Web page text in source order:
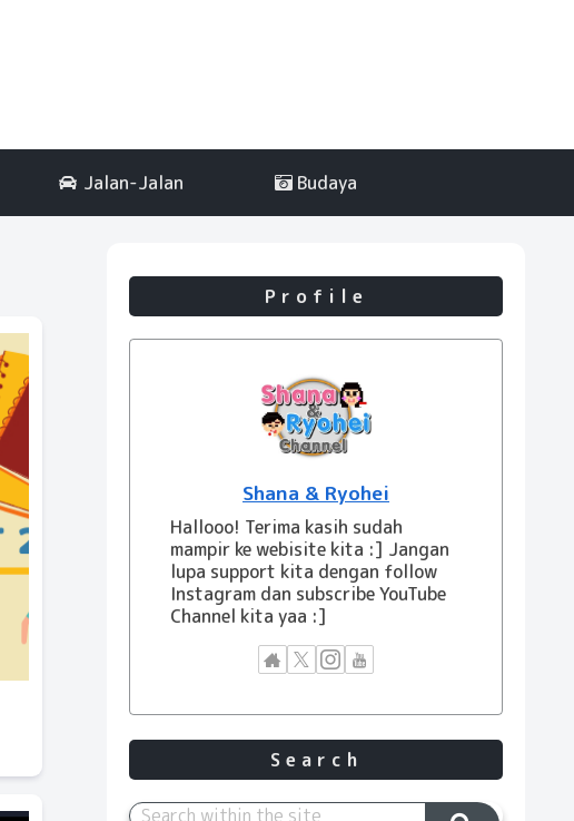
Jalan-Jalan Budaya
Profile
Shana & Ryohei
Hallooo! Terima kasih sudah
mampir ke webisite kita :] Jangan
lupa support kita dengan follow
Instagram dan subscribe YouTube
Channel kita yaa :]
Search